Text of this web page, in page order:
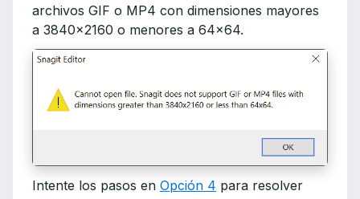
archivos GIF o MP4 con dimensiones mayores
a 3840x2160 o menores a 64x64.
Intente los pasos en Opción 4 para resolver